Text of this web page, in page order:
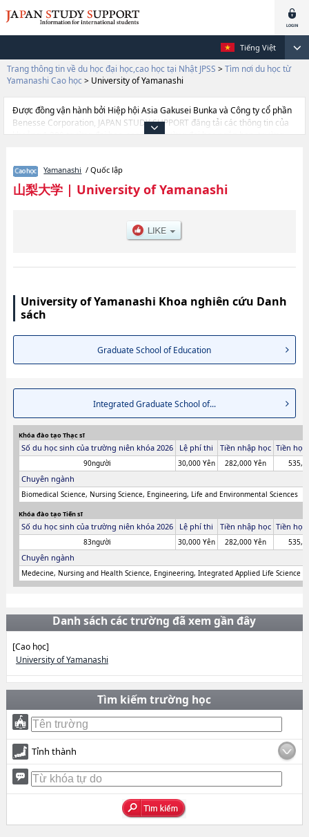
Tiếng Việt
Trang thông tin về du học đại học,cao học tại Nhật JPSS > Tìm nơi du học từ
Yamanashi Cao học > University of Yamanashi
Được đồng vận hành bởi Hiệp hội Asia Gakusei Bunka và Công ty cổ phần
Benesse Corporation, JAPAN STUDY SUPPORT đăng tải các thông tin của
khoảng 1.300 trường đại học, cao học, trường đại học ngắn hạn, trường
tin cần thiết dành cho du học sinh, như là về các Graduate School of
EducationhoặcIntegrated Graduate School of Medicine, Engineering, and
Agricultural Sciences, thông tin về từng khoa nghiên cứu, thông tin liên
trang thiết bị, hướng dẫn địa điểm v.v...
Yamanashi / Quốc lập
山梨大学| University of Yamanashi
University of Yamanashi Khoa nghiên cứu Danh
sách
Graduate School of Education
Integrated Graduate School of...
Khóa đào tạo Thạc sĩ
Số du học sinh của trường niên khóa 2026 Lệ phí thi Tiền nhập học Tiền
90người 30,000 Yên 282,000 Yên
Chuyên ngành
Biomedical Science, Nursing Science, Engineering, Life and Environmental Sciences
Khóa đào tạo Tiến sĩ
Số du học sinh của trường niên khóa 2026 Lệ phí thi Tiền nhập học Tiền
83người 30,000 Yên 282,000 Yên
Chuyên ngành
Medecine, Nursing and Health Science, Engineering, Integrated Applied Life Science
Danh sách các trường đã xem gần đây
[Cao học]
University of Yamanashi
Tìm kiếm trường học
Tỉnh thành